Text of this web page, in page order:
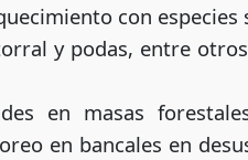
con especies
y podas, entre
en masas
en bancales en